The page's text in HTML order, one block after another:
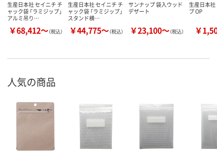
生産日本社 セイニチ チ
ャック袋 「ラミジップ」
アルミ吊り…
￥68,412～（税込）
生産日本社 セイニチ チ
ャック袋 「ラミジップ」
スタンド横…
￥44,775～（税込）
サンナップ 袋入ウッド
デザート
￥23,100～（税込）
生産日本
プ OP
￥
人気の商品